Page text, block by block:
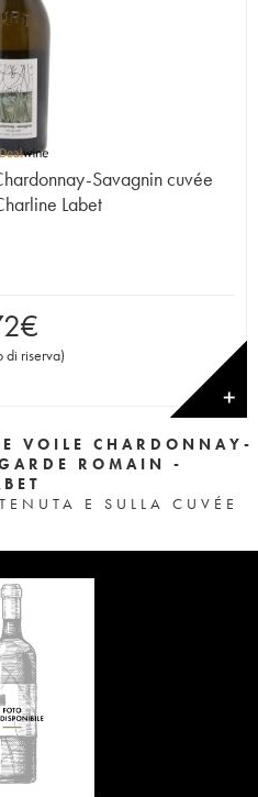
Savagnin cuvée
Labet
€
di riserva)
✕
VOILE CHARDONNAY-
ROMAIN -
E SULLA CUVÉE